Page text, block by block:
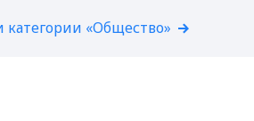
категории «Общество»